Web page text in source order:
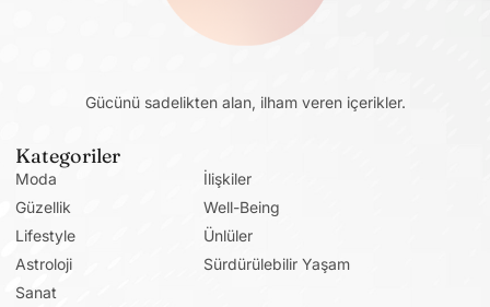
Gücünü sadelikten alan, ilham veren içerikler.
Kategoriler
Moda
Güzellik
Lifestyle
Astroloji
Sanat
İlişkiler
Well-Being
Ünlüler
Sürdürülebilir Yaşam